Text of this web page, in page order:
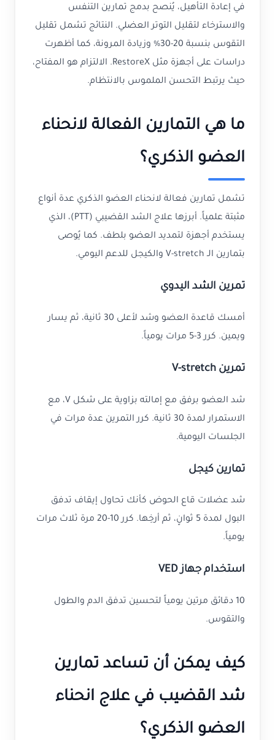
في إعادة التأهيل، يُنصح بدمج تمارين التنفس
والاسترخاء لتقليل التوتر العضلي. النتائج تشمل تقليل
التقوس بنسبة 20-30% وزيادة المرونة، كما أظهرت
دراسات على أجهزة مثل RestoreX. الالتزام هو المفتاح،
حيث يرتبط التحسن الملموس بالانتظام.
ما هي التمارين الفعالة لانحناء
العضو الذكري؟
تشمل تمارين فعالة لانحناء العضو الذكري عدة أنواع
مثبتة علمياً. أبرزها علاج الشد القضيبي (PTT)، الذي
يستخدم أجهزة لتمديد العضو بلطف. كما يُوصى
بتمارين الـ V-stretch والكيجل للدعم اليومي.
تمرين الشد اليدوي
أمسك قاعدة العضو وشد لأعلى 30 ثانية، ثم يسار
ويمين. كرر 3-5 مرات يومياً.
تمرين V-stretch
شد العضو برفق مع إمالته بزاوية على شكل V، مع
الاستمرار لمدة 30 ثانية. كرر التمرين عدة مرات في
الجلسات اليومية.
تمارين كيجل
شد عضلات قاع الحوض كأنك تحاول إيقاف تدفق
البول لمدة 5 ثوانٍ، ثم أرخِها. كرر 10-20 مرة ثلاث مرات
يومياً.
استخدام جهاز VED
10 دقائق مرتين يومياً لتحسين تدفق الدم والطول
والتقوس.
كيف يمكن أن تساعد تمارين
شد القضيب في علاج انحناء
العضو الذكري؟